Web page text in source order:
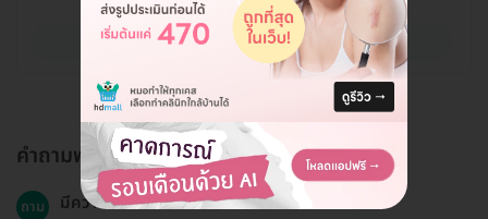
ดูรายละเอียด
คำถามพบบ่อย
ถาม มีความเสี่ยงหรือผลข้างเคียงอะไรบ้าง?